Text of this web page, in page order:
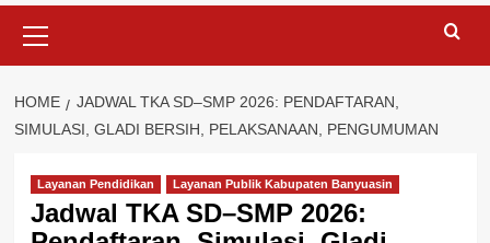
Menu
HOME
JADWAL TKA SD–SMP 2026: PENDAFTARAN,
SIMULASI, GLADI BERSIH, PELAKSANAAN, PENGUMUMAN
Layanan Pendidikan Layanan Publik Kabupaten Banyuasin
Jadwal TKA SD–SMP 2026: